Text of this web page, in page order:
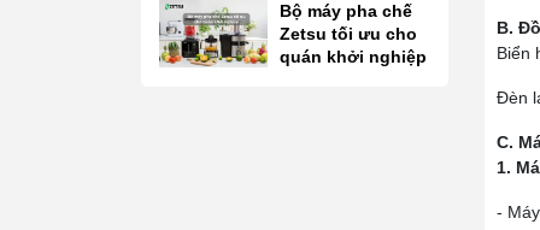
B.
Biển
Đèn
C.
1.
-
Bộ máy pha chế
Zetsu tối ưu cho
quán khởi nghiệp